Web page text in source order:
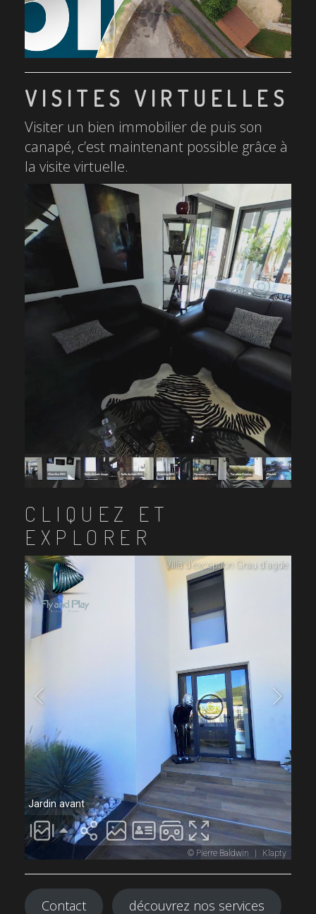
VISITES VIRTUELLES
Visiter un bien immobilier de puis son
canapé, c’est maintenant possible grâce à
la visite virtuelle.
CLIQUEZ ET
EXPLORER
Contact découvrez nos services